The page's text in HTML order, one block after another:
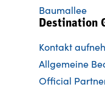
Baumallee
Destination
Kontakt
Allgemeine
Official